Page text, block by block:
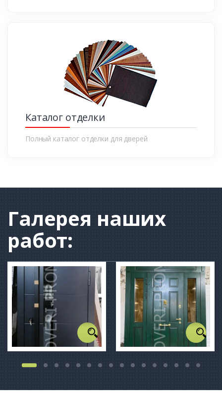
Каталог отделки
Полный каталог отделки для дверей
Галерея наших
работ: